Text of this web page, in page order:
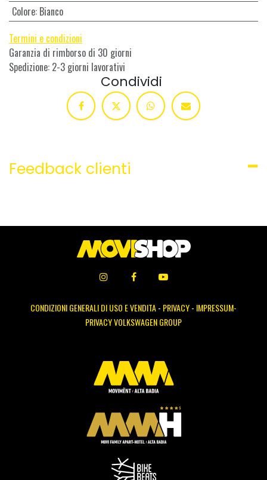
Colore: Bianco
Termini e condizioni
Garanzia di rimborso di 30 giorni
Spedizione: 2-3 giorni lavorativi
Condividi
Feedback clienti
CONDIZIONI GENERALI DI USO E VENDITA- PRIVACY- IMPRESSUM-
PRIVACY VOLKSWAGEN GROUP